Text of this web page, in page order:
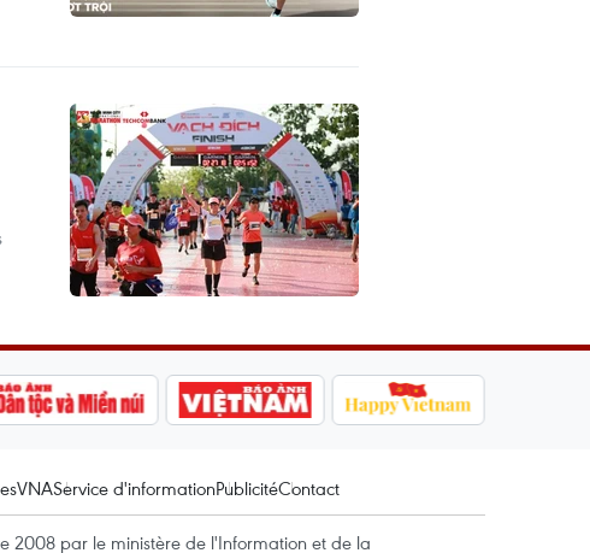
VNAService d'informationPublicitéContact
2008 par le ministère de l'Information et de la